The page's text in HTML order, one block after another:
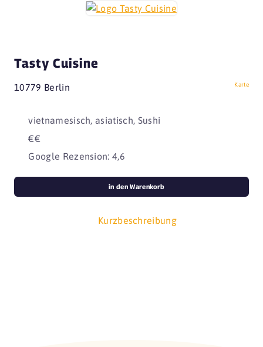
Tasty Cuisine
10779 Berlin Karte
vietnamesisch, asiatisch, Sushi
€€
Google Rezension: 4,6
Kurzbeschreibung
in den Warenkorb